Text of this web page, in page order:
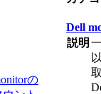
Dell
説明